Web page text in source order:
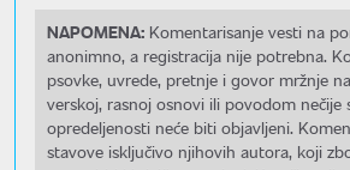
NAPOMENA: Komentarisanje vesti na
anonimno, a registracija nije potrebna.
psovke, uvrede, pretnje i govor mržnje
verskoj, rasnoj osnovi ili povodom nečije
opredeljenosti neće biti objavljeni.
stavove isključivo njihovih autora, koji